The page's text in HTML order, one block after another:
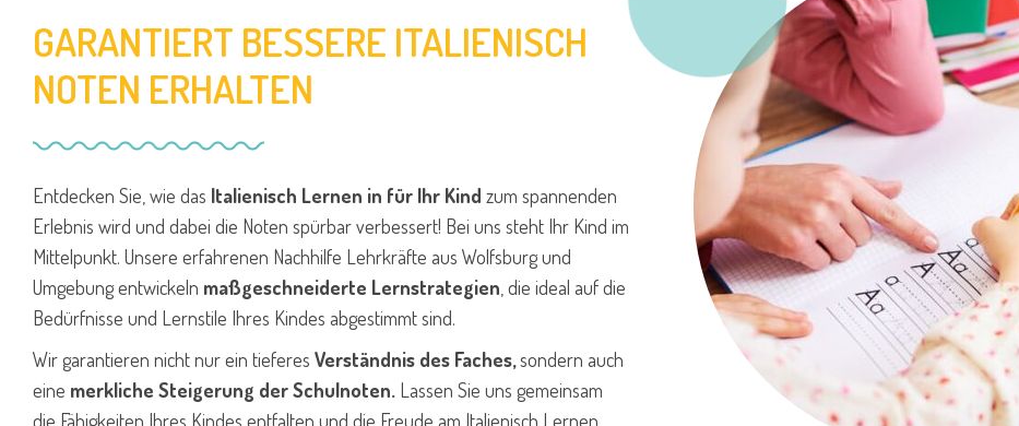
GARANTIERT BESSERE ITALIENISCH
NOTEN ERHALTEN
Entdecken Sie, wie das Italienisch Lernen in für Ihr Kind zum spannenden
Erlebnis wird und dabei die Noten spürbar verbessert! Bei uns steht Ihr Kind im
Mittelpunkt. Unsere erfahrenen Nachhilfe Lehrkräfte aus Wolfsburg und
Umgebung entwickeln maßgeschneiderte Lernstrategien , die ideal auf die
Bedürfnisse und Lernstile Ihres Kindes abgestimmt sind.
Wir garantieren nicht nur ein tieferes Verständnis des Faches,sondern auch
eine merkliche Steigerung der Schulnoten. Lassen Sie uns gemeinsam
die Fähigkeiten Ihres Kindes entfalten und die Freude am Italienisch Lernen